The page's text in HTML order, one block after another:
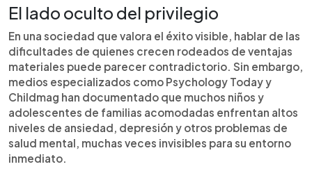
de una identidad auténtica. Aunque cuentan con
ventajas materiales, el verdadero desafío está en
brindar acompañamiento emocional, espacios
para la vulnerabilidad y apoyo psicológico. Porque
al final, el privilegio más valioso no es lo material,
sino crecer amado, escuchado y libre de ser uno
mismo.
El lado oculto del privilegio
En una sociedad que valora el éxito visible, hablar de las
dificultades de quienes crecen rodeados de ventajas
materiales puede parecer contradictorio. Sin embargo,
medios especializados como Psychology Today y
Childmag han documentado que muchos niños y
adolescentes de familias acomodadas enfrentan altos
niveles de ansiedad, depresión y otros problemas de
salud mental, muchas veces invisibles para su entorno
inmediato.